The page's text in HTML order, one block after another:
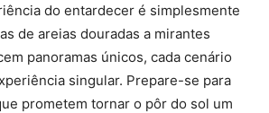
do entardecer é simplesmente
de areias douradas a mirantes
panoramas únicos, cada cenário
singular. Prepare-se para
prometem tornar o pôr do sol um